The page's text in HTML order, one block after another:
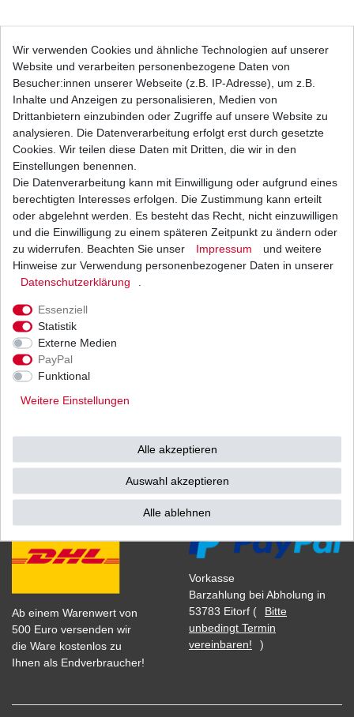
Bremsbeläge EBC FA 083 HH FA083HH FA 83
HH FA83HH Sinter Bremsklötze
UVP 35,49 € 24,29 € *
| 24,29 € / Satz
inkl. ges. MwSt. Versandkosten
Bremsbeläge EBC FA 083 TT FA083TT Standard
UVP 25,36 € 17,36 € *
1 Satz | 17,36 € / Satz
inkl. ges. MwSt. zzgl.
Ab einem Warenwert von
500 Euro versenden wir
die Ware kostenlos zu
Ihnen als Endverbraucher!
Bezahlarten
Vorkasse
Barzahlung bei Abholung in
53783 Eitorf (
Bitte
unbedingt Termin
vereinbaren!
)
Wir verwenden Cookies und ähnliche Technologien auf unserer
Website und verarbeiten personenbezogene Daten von
Besucher:innen unserer Webseite (z.B. IP-Adresse), um z.B.
Inhalte und Anzeigen zu personalisieren, Medien von
Drittanbietern einzubinden oder Zugriffe auf unsere Website zu
analysieren. Die Datenverarbeitung erfolgt erst durch gesetzte
Cookies. Wir teilen diese Daten mit Dritten, die wir in den
Einstellungen benennen.
Die Datenverarbeitung kann mit Einwilligung oder aufgrund eines
berechtigten Interesses erfolgen. Die Zustimmung kann erteilt
oder abgelehnt werden. Es besteht das Recht, nicht einzuwilligen
und die Einwilligung zu einem späteren Zeitpunkt zu ändern oder
zu widerrufen. Beachten Sie unser
Impressum
und weitere
Hinweise zur Verwendung personenbezogener Daten in unserer
Daten­schutz­erklärung
Essenziell
Statistik
Externe Medien
PayPal
Funktional
Weitere Einstellungen
Alle akzeptieren
Auswahl akzeptieren
Alle ablehnen